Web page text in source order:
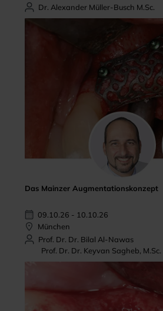
Dr. Alexander Müller-Busch M.Sc.
Das Mainzer Augmentationskonzept
09.10.26 - 10.10.26
München
Prof. Dr. Dr. Bilal Al-Nawas
Prof. Dr. Dr. Keyvan Sagheb, M.Sc.